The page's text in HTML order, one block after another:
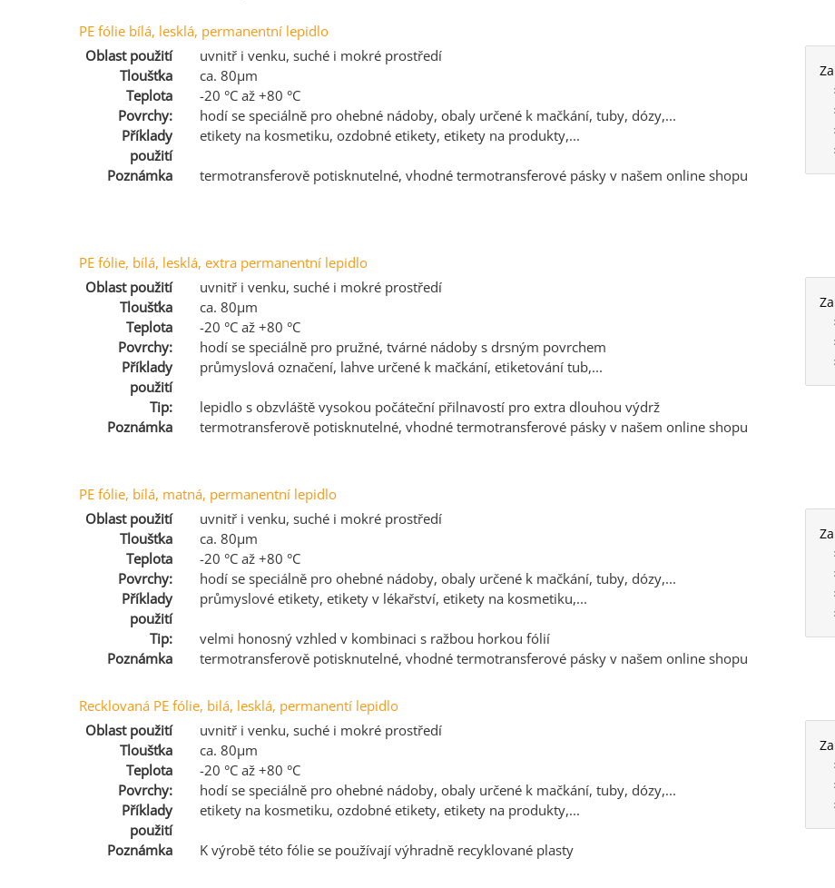
PE fólie bílá, lesklá, permanentní lepidlo
Oblast použití
uvnitř i venku, suché i mokré prostředí
Tloušťka
ca. 80µm
Teplota
-20 °C až +80 °C
Povrchy:
hodí se speciálně pro ohebné nádoby, obaly určené k mačkání, tuby, dózy,...
Příklady
použití
etikety na kosmetiku, ozdobné etikety, etikety na produkty,...
Poznámka termotransferově potisknutelné, vhodné termotransferové pásky v našem online shopu
PE fólie, bílá, lesklá, extra permanentní lepidlo
Oblast použití
uvnitř i venku, suché i mokré prostředí
Tloušťka
ca. 80µm
Teplota
-20 °C až +80 °C
Povrchy:
hodí se speciálně pro pružné, tvárné nádoby s drsným povrchem
Příklady
použití
průmyslová označení, lahve určené k mačkání, etiketování tub,...
Tip:
lepidlo s obzvláště vysokou počáteční přilnavostí pro extra dlouhou výdrž
Poznámka
termotransferově potisknutelné, vhodné termotransferové pásky v našem online shopu
PE fólie, bílá, matná, permanentní lepidlo
Oblast použití
uvnitř i venku, suché i mokré prostředí
Tloušťka
ca. 80µm
Teplota
-20 °C až +80 °C
Povrchy:
hodí se speciálně pro ohebné nádoby, obaly určené k mačkání, tuby, dózy,...
Příklady
použití
průmyslové etikety, etikety v lékařství, etikety na kosmetiku,...
Tip:
velmi honosný vzhled v kombinaci s ražbou horkou fólií
Poznámka
termotransferově potisknutelné, vhodné termotransferové pásky v našem online shopu
Recklovaná PE fólie, bilá, lesklá, permanentí lepidlo
Oblast použití
uvnitř i venku, suché i mokré prostředí
Tloušťka
ca. 80µm
Teplota
-20 °C až +80 °C
Povrchy:
hodí se speciálně pro ohebné nádoby, obaly určené k mačkání, tuby, dózy,...
Příklady
použití
etikety na kosmetiku, ozdobné etikety, etikety na produkty,...
Poznámka K výrobě této fólie se používají výhradně recyklované plasty